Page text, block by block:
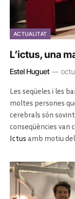
ACTUALITAT
L’ictus, una
Estel Huguet
Les seqüeles i les
moltes persones
cerebrals són
conseqüències van
Ictus amb motiu del